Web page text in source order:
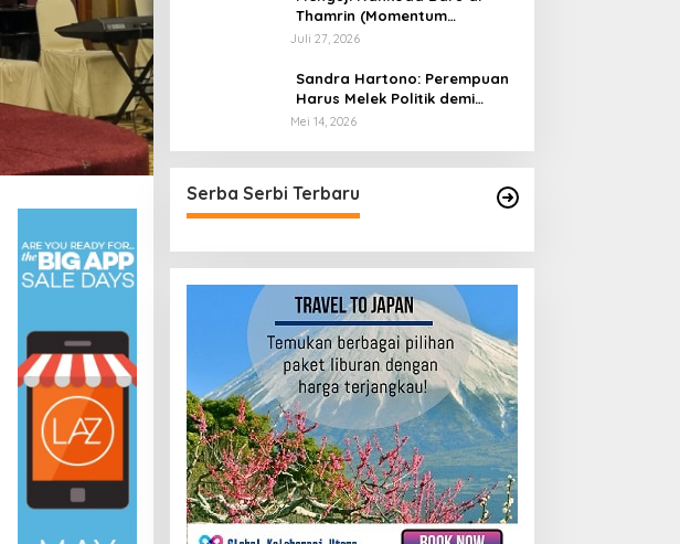
Thamrin (Momentum
Mundurnya Perry Warjiyo):
Fiskal di Era Prabowonomics
Juli 27, 2026
Sandra Hartono: Perempuan
Harus Melek Politik demi
Mengawal Masa Depan
Mei 14, 2026
Serba Serbi Terbaru